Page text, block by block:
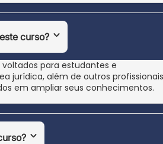
curso?
voltados para estudantes e
jurídica, além de outros profissionais
em ampliar seus conhecimentos.